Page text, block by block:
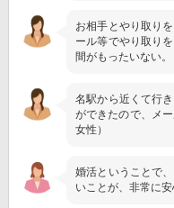
お相手とやり取り
ール等でやり取り
間がもったいない。
名駅から近くて行
ができたので、メ
女性）
婚活ということで
いことが、非常に